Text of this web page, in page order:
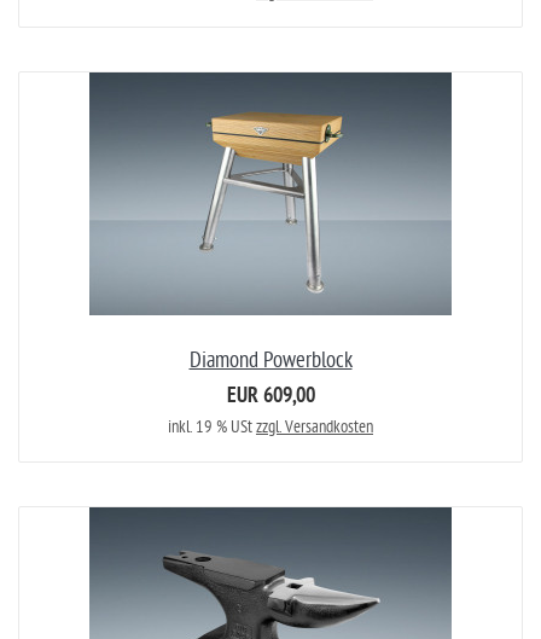
Diamond Powerblock
EUR 609,00
inkl. 19 % UStzzgl. Versandkosten